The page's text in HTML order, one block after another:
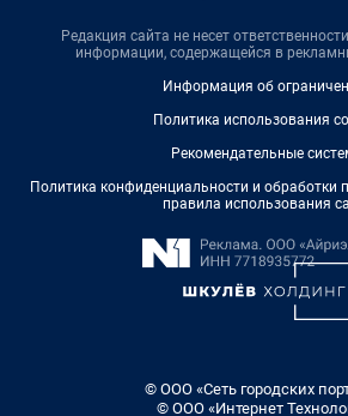
Редакция сайта не несет
информации, содержащейся в
Информация об
Политика использования
Рекомендательные
Политика конфиденциальности и обработки
правила использования
© ООО «Сеть городских
© ООО «Интернет